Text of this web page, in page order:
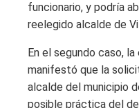
funcionario, y podría
reelegido alcalde de
En el segundo caso,
manifestó que la
alcalde del municipio
posible práctica del